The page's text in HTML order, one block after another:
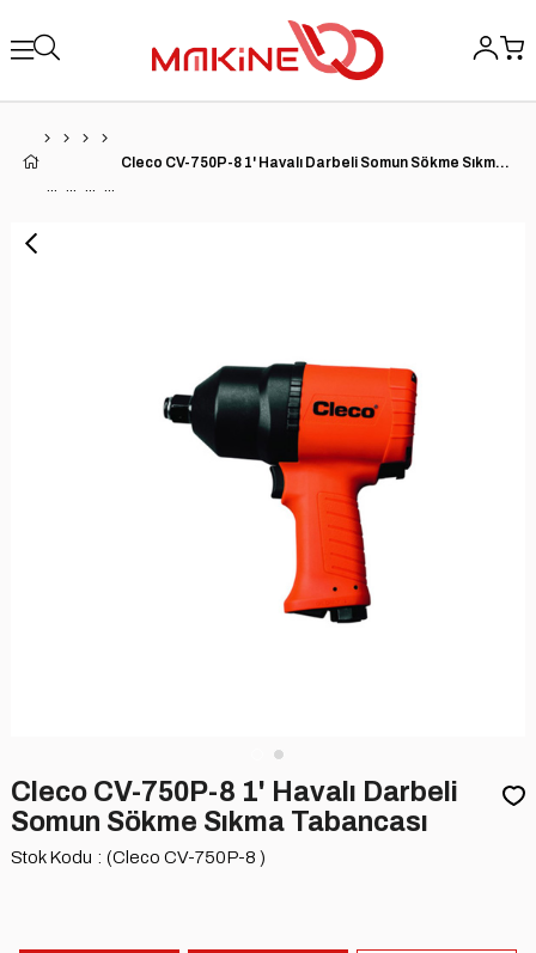
Cleco CV-750P-8 1' Havalı Darbeli Somun Sökme Sıkma Tabancası
Cleco CV-750P-8 1' Havalı Darbeli
Somun Sökme Sıkma Tabancası
Stok Kodu (Cleco CV-750P-8 )